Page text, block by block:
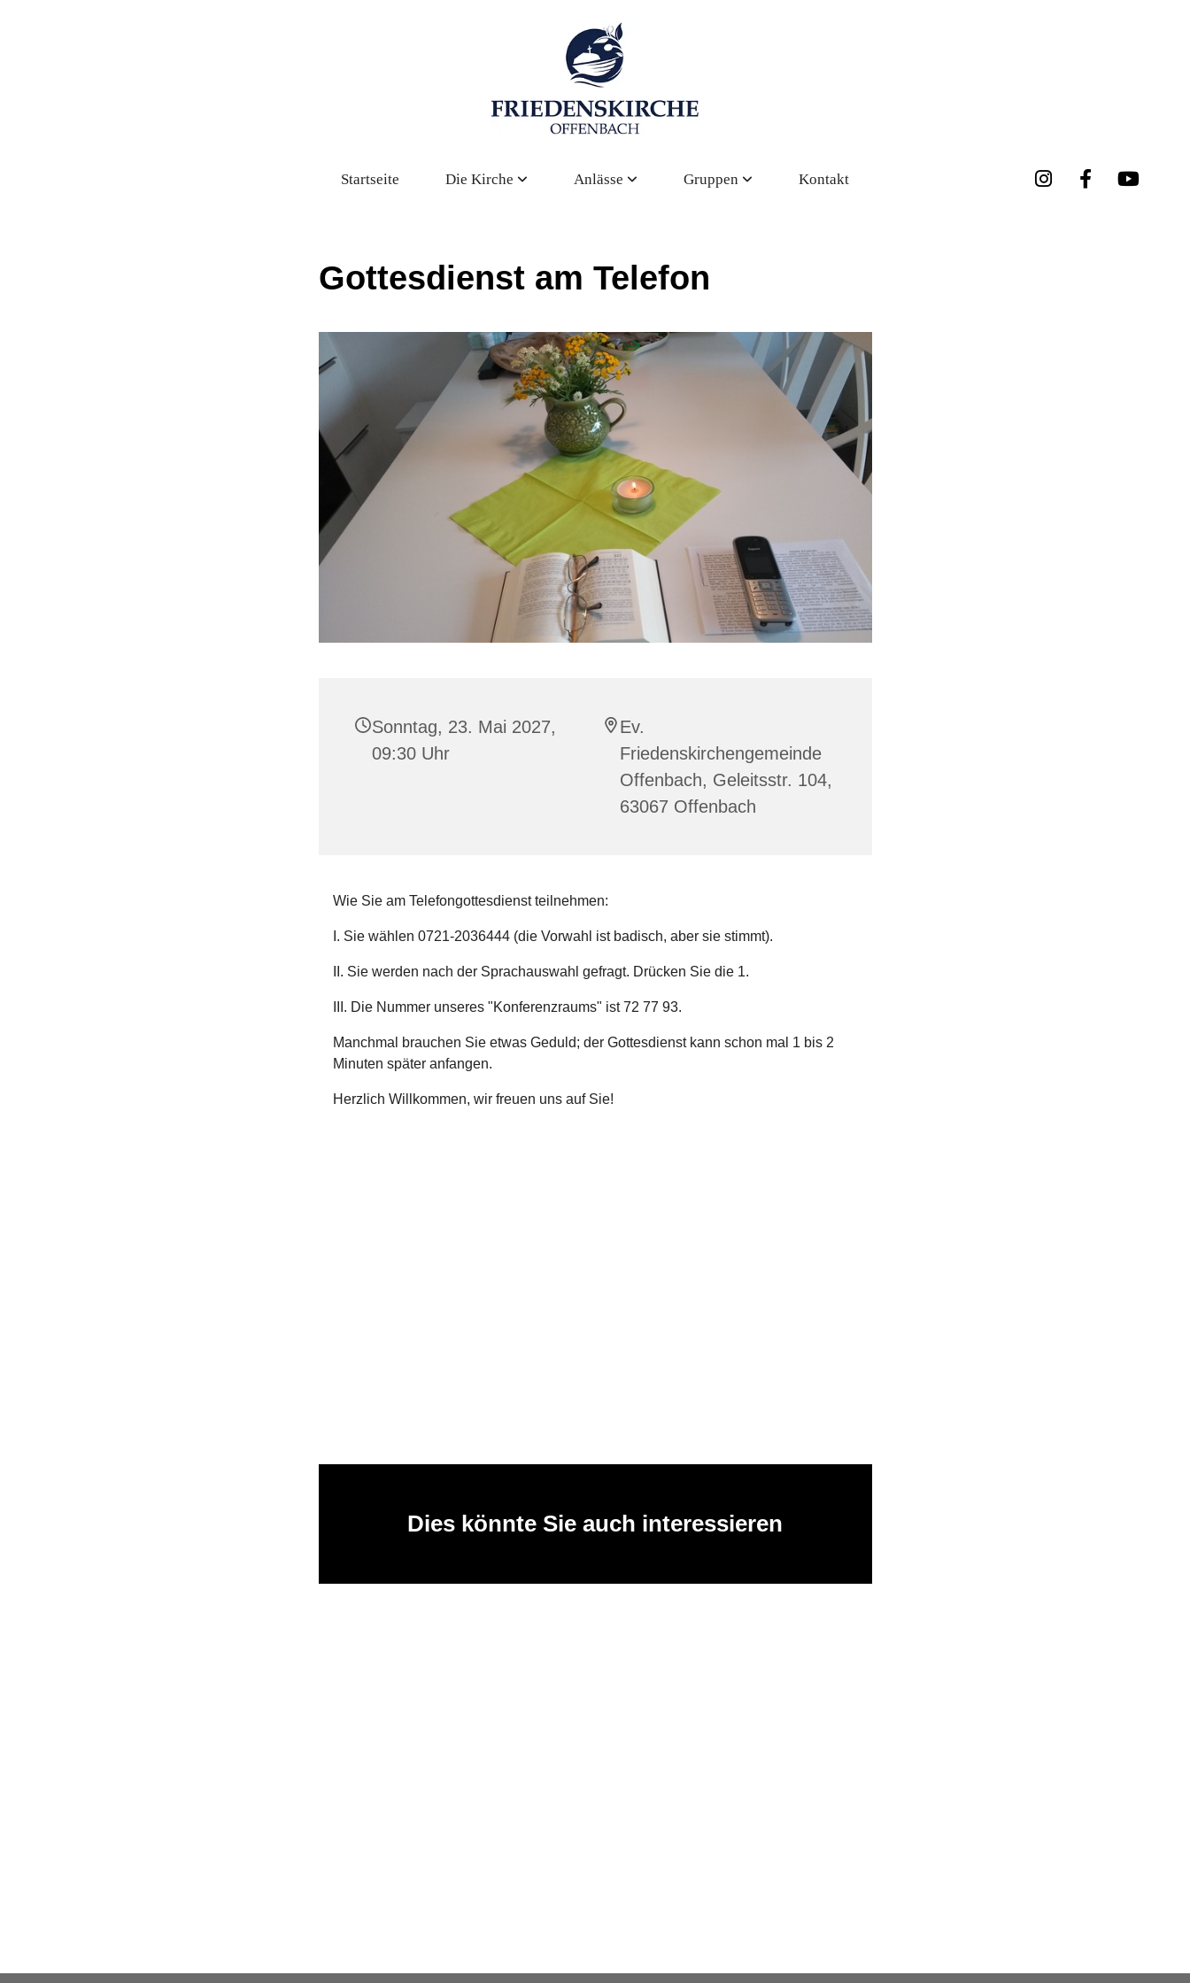
Startseite Die Kirche Anlässe Gruppen Kontakt
Gottesdienst am Telefon
Sonntag, 23. Mai 2027,
09:30 Uhr
Ev.
Friedenskirchengemeinde
Offenbach, Geleitsstr. 104,
63067 Offenbach
Wie Sie am Telefongottesdienst teilnehmen:
I. Sie wählen 0721-2036444 (die Vorwahl ist badisch, aber sie stimmt).
II. Sie werden nach der Sprachauswahl gefragt. Drücken Sie die 1.
III. Die Nummer unseres "Konferenzraums" ist 72 77 93.
Manchmal brauchen Sie etwas Geduld; der Gottesdienst kann schon mal 1 bis 2
Minuten später anfangen.
Herzlich Willkommen, wir freuen uns auf Sie!
Dies könnte Sie auch interessieren